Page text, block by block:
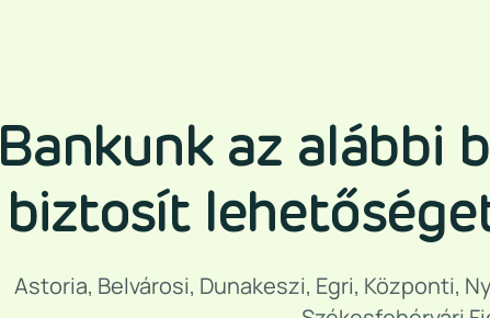
Bankunk az alábbi
biztosít
Astoria, Belvárosi, Dunakeszi, Egri, Központi,